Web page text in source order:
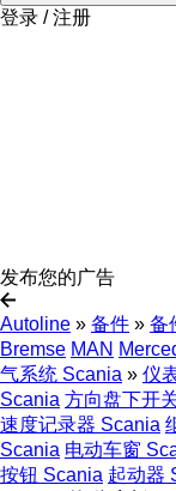
登录 / 注册
发布您的广告
Autoline » 备件 » 备
Bremse MAN
气系统 Scania » 仪
Scania 方向盘下开
速度记录器 Scania
Scania 电动车窗
按钮 Scania 起动器